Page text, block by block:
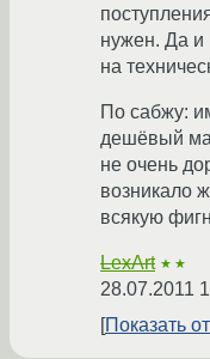
нужен. Да и
на
По сабжу:
дешёвый
не очень
возникало
всякую
LexArt ★★
28.07.2011
Показать